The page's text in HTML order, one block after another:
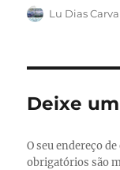
c
b
o
o
k
st
d
o
n
Autor
Lu Dias
Deixe
O seu endereço
obrigatórios são